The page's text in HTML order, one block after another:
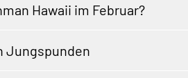
Hawaii im Februar?
Jungspunden